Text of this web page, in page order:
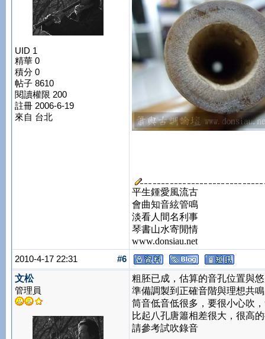
UID 1
精華 0
積分 0
帖子 8610
閱讀權限 200
註冊 2006-6-19
來自 台北
平生鍾愛風流古
會曲知音絃管鳴
淡看人間名利事
琴書山水寄閒情
www.donsiau.net
2010-4-17 22:31
#6
文松
管理員
粗胚已成，估算的音孔位置與
準備調製到正確音階與理想共
筒音低音低很多，要很小心吹
比起八孔唐簫相差很大，很高
請參考試吹錄音